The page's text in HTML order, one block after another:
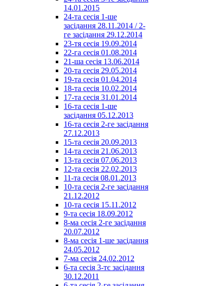
14.01.2015
24-та сесія 1-ше
засідання 28.11.2014 / 2-
ге засідання 29.12.2014
23-тя сесія 19.09.2014
22-га сесія 01.08.2014
21-ша сесія 13.06.2014
20-та сесія 29.05.2014
19-та сесія 01.04.2014
18-та сесія 10.02.2014
17-та сесія 31.01.2014
16-та сесія 1-ше
засідання 05.12.2013
16-та сесія 2-ге засідання
27.12.2013
15-та сесія 20.09.2013
14-та сесія 21.06.2013
13-та сесія 07.06.2013
12-та сесія 22.02.2013
11-та сесія 08.01.2013
10-та сесія 2-ге засідання
21.12.2012
10-та сесія 15.11.2012
9-та сесія 18.09.2012
8-ма сесія 2-ге засідання
20.07.2012
8-ма сесія 1-ше засідання
24.05.2012
7-ма сесія 24.02.2012
6-та сесія 3-тє засідання
30.12.2011